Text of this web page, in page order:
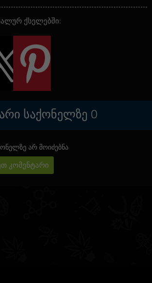
ქსელებში:
ᲡᲐᲥᲝᲜᲔᲚᲖᲔ 0
არ მოიძებნა
კომენტარი